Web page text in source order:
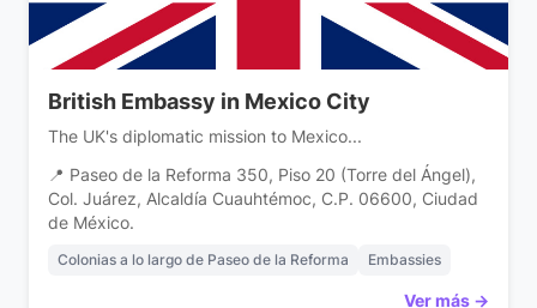
British Embassy in Mexico City
The UK's diplomatic mission to Mexico...
📍 Paseo de la Reforma 350, Piso 20 (Torre del Ángel),
Col. Juárez, Alcaldía Cuauhtémoc, C.P. 06600, Ciudad
de México.
Colonias a lo largo de Paseo de la Reforma Embassies
Ver más →